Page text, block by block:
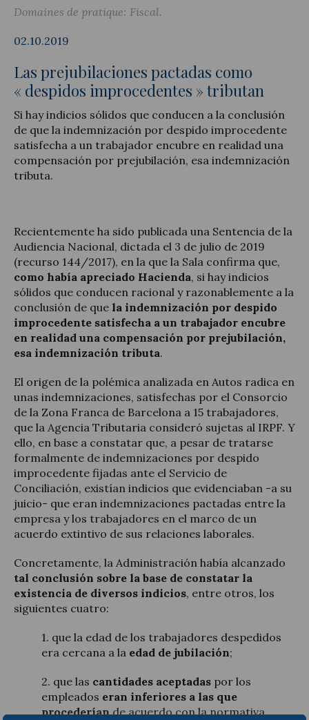
Actualité juridique
Nouvelles et articles
Domaines de pratique: Fiscal
02.10.2019
Las prejubilaciones pactadas como
« despidos improcedentes » tributan
Si hay indicios sólidos que conducen a la conclusión
de que la indemnización por despido improcedente
satisfecha a un trabajador encubre en realidad una
compensación por prejubilación, esa indemnización
tributa.
Recientemente ha sido publicada una Sentencia de la
Audiencia Nacional, dictada el 3 de julio de 2019
(recurso 144/2017), en la que la Sala confirma que,
como había apreciado Hacienda, si hay indicios
sólidos que conducen racional y razonablemente a la
conclusión de que la indemnización por despido
improcedente satisfecha a un trabajador encubre
en realidad una compensación por prejubilación,
esa indemnización tributa.
El origen de la polémica analizada en Autos radica en
unas indemnizaciones, satisfechas por el Consorcio
de la Zona Franca de Barcelona a 15 trabajadores,
que la Agencia Tributaria consideró sujetas al IRPF. Y
ello, en base a constatar que, a pesar de tratarse
formalmente de indemnizaciones por despido
improcedente fijadas ante el Servicio de
Conciliación, existían indicios que evidenciaban -a su
juicio- que eran indemnizaciones pactadas entre la
empresa y los trabajadores en el marco de un
acuerdo extintivo de sus relaciones laborales.
Concretamente, la Administración había alcanzado
tal conclusión sobre la base de constatar la
existencia de diversos indicios, entre otros, los
siguientes cuatro:
1. que la edad de los trabajadores despedidos
era cercana a la edad de jubilación;
2. que las cantidades aceptadas por los
empleados eran inferiores a las que
procederíande acuerdo con la normativa